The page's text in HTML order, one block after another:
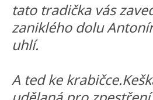
tato tradička vás
zaniklého dolu
uhlí.
A ted ke